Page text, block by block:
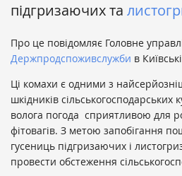
підгризаючих та
Про це повідомляє Головне
Держпродспоживслужби в
Ці комахи є одними з
шкідників сільськогосподарських
волога погода сприятливою для
фітовагів. З метою запобігання
гусениць підгризаючих і
провести обстеження